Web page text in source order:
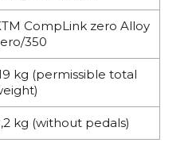
CompLink zero Alloy
350
kg (permissible total
kg (without pedals)